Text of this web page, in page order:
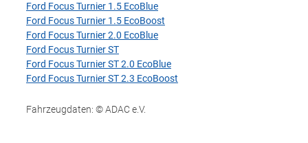
Ford Focus Turnier 1.5 EcoBlue
Ford Focus Turnier 1.5 EcoBoost
Ford Focus Turnier 2.0 EcoBlue
Ford Focus Turnier ST
Ford Focus Turnier ST 2.0 EcoBlue
Ford Focus Turnier ST 2.3 EcoBoost
Fahrzeugdaten: © ADAC e.V.